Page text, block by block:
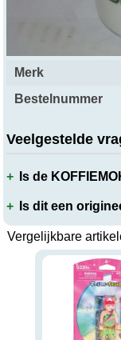
Merk
Bestelnummer
Veelgestelde
Is de
Is dit een
Vergelijkbare